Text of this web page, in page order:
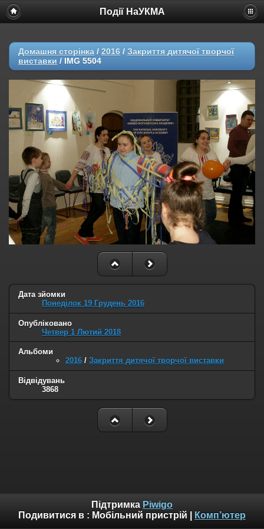
Події НаУКМА
Домашня сторінка / 2016 / Закриття дитячої творчої
виставки / IMG 5504
Дата зйомки
Понеділок 19 Грудень 2016
Опубліковано
Четвер 1 Лютий 2018
Альбоми
2016 / Закриття дитячої творчої виставки
Відвідувань
3868
Підтримка Piwigo
Подивитися в : Мобільний пристрій Комп’ютер